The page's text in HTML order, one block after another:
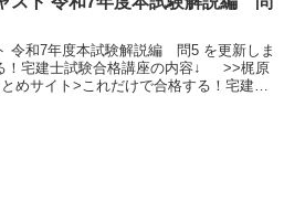
令和7年度本試験解説編 問5 を更新しま
！宅建士試験合格講座の内容↓ >>梶原
めサイト>これだけで合格する！宅建士